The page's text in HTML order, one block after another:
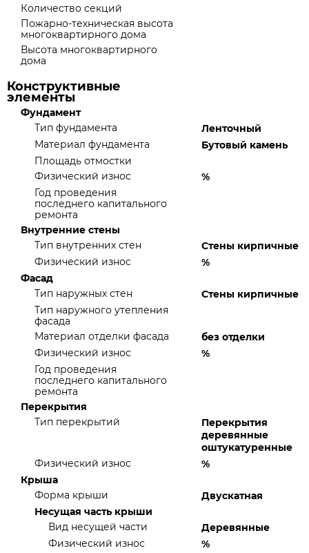
Количество секций
Пожарно-техническая высота
многоквартирного дома
Высота многоквартирного
дома
Конструктивные
элементы
Фундамент
Тип фундамента
Ленточный
Материал фундамента
Бутовый камень
Площадь отмостки
Физический износ
%
Год проведения
последнего капитального
ремонта
Внутренние стены
Тип внутренних стен
Стены кирпичные
Физический износ
%
Фасад
Тип наружных стен
Стены кирпичные
Тип наружного утепления
фасада
Материал отделки фасада
без отделки
Физический износ
%
Год проведения
последнего капитального
ремонта
Перекрытия
Тип перекрытий
Перекрытия
деревянные
оштукатуренные
Физический износ
%
Крыша
Форма крыши
Двускатная
Несущая часть крыши
Вид несущей части
Деревянные
Физический износ
%